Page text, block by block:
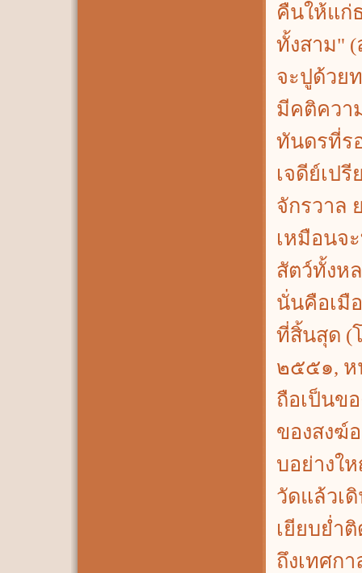
คืนให้แก่
ทั้งสาม"
จะปูด้วย
มีคติควา
ทันดรที่ร
เจดีย์เป
จักรวาล
เหมือนจ
สัตว์ทั้งห
นั่นคือเมื
ที่สิ้นสุด (
๒๕๕๑, ห
ถือเป็นข
ของสงฆ์
บอย่างใ
วัดแล้วเ
เยียบย่ำ
ถึงเทศก